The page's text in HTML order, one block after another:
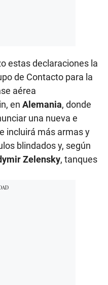
estas declaraciones la
de Contacto para la
aérea
en Alemania, donde
una nueva e
incluirá más armas y
blindados y, según
Zelensky, tanques